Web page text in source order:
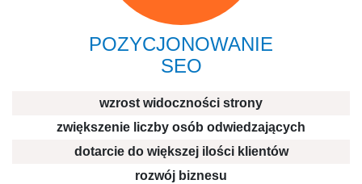
POZYCJONOWANIE
SEO
wzrost widoczności strony
zwiększenie liczby osób odwiedzających
dotarcie do większej ilości klientów
rozwój biznesu